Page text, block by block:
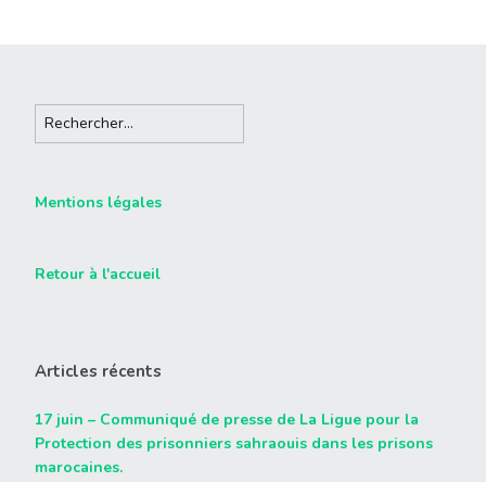
Mentions légales
Retour à l'accueil
Articles récents
17 juin – Communiqué de presse de La Ligue pour la
Protection des prisonniers sahraouis dans les prisons
marocaines.